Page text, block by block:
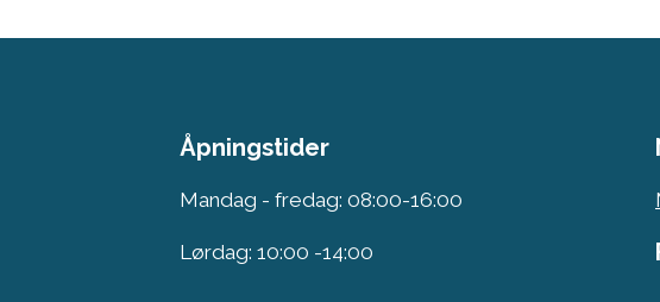
Åpningstider
Mandag - fredag: 08:00-16:00
Lørdag: 10:00 -14:00